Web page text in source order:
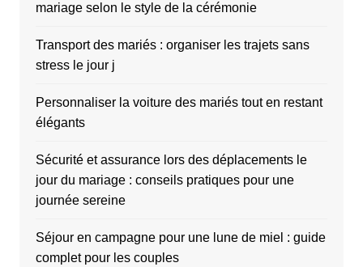
mariage selon le style de la cérémonie
Transport des mariés : organiser les trajets sans
stress le jour j
Personnaliser la voiture des mariés tout en restant
élégants
Sécurité et assurance lors des déplacements le
jour du mariage : conseils pratiques pour une
journée sereine
Séjour en campagne pour une lune de miel : guide
complet pour les couples